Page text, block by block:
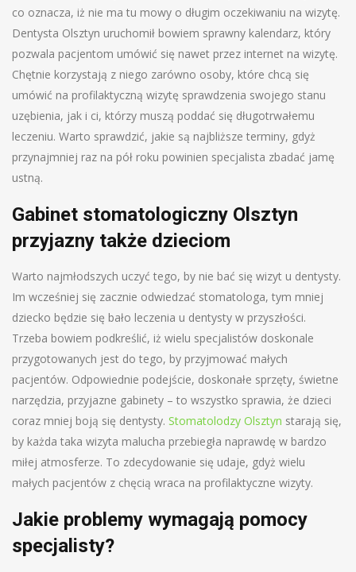
co oznacza, iż nie ma tu mowy o długim oczekiwaniu na wizytę.
Dentysta Olsztyn uruchomił bowiem sprawny kalendarz, który
pozwala pacjentom umówić się nawet przez internet na wizytę.
Chętnie korzystają z niego zarówno osoby, które chcą się
umówić na profilaktyczną wizytę sprawdzenia swojego stanu
uzębienia, jak i ci, którzy muszą poddać się długotrwałemu
leczeniu. Warto sprawdzić, jakie są najbliższe terminy, gdyż
przynajmniej raz na pół roku powinien specjalista zbadać jamę
ustną.
Gabinet stomatologiczny Olsztyn
przyjazny także dzieciom
Warto najmłodszych uczyć tego, by nie bać się wizyt u dentysty.
Im wcześniej się zacznie odwiedzać stomatologa, tym mniej
dziecko będzie się bało leczenia u dentysty w przyszłości.
Trzeba bowiem podkreślić, iż wielu specjalistów doskonale
przygotowanych jest do tego, by przyjmować małych
pacjentów. Odpowiednie podejście, doskonałe sprzęty, świetne
narzędzia, przyjazne gabinety – to wszystko sprawia, że dzieci
coraz mniej boją się dentysty. Stomatolodzy Olsztyn starają się,
by każda taka wizyta malucha przebiegła naprawdę w bardzo
miłej atmosferze. To zdecydowanie się udaje, gdyż wielu
małych pacjentów z chęcią wraca na profilaktyczne wizyty.
Jakie problemy wymagają pomocy
specjalisty?